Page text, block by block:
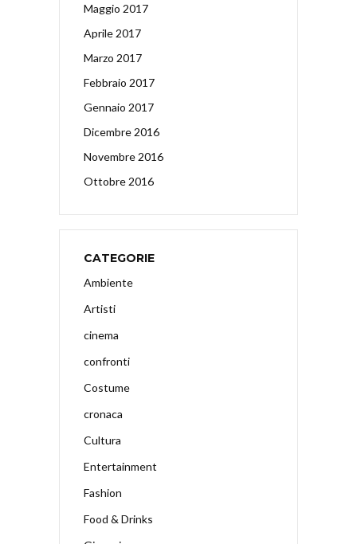
Maggio 2017
Aprile 2017
Marzo 2017
Febbraio 2017
Gennaio 2017
Dicembre 2016
Novembre 2016
Ottobre 2016
CATEGORIE
Ambiente
Artisti
cinema
confronti
Costume
cronaca
Cultura
Entertainment
Fashion
Food & Drinks